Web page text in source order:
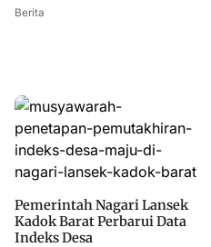
Berita
Pemerintah Nagari Lansek
Kadok Barat Perbarui Data
Indeks Desa